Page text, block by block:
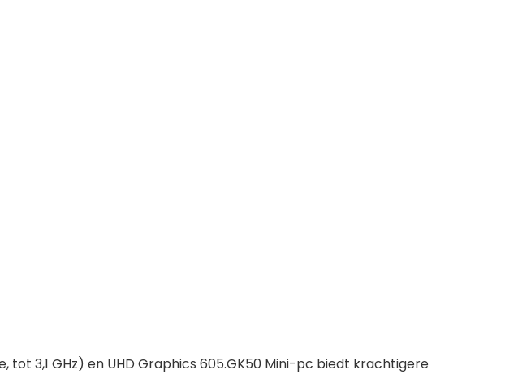
3,1 GHz) en UHD Graphics 605.GK50 Mini-pc biedt krachtigere